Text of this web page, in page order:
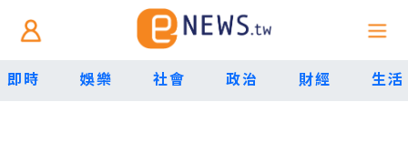
即時 娛樂 社會 政治 財經 生活